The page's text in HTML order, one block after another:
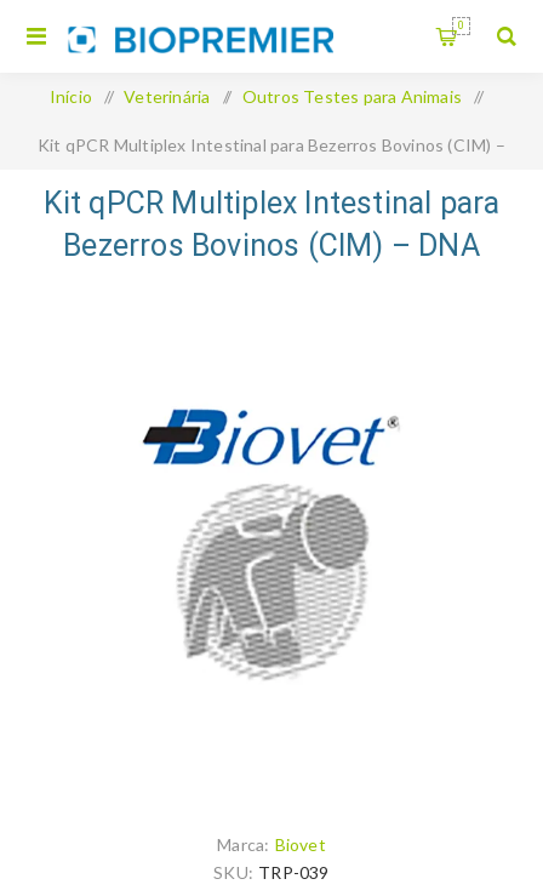
0
Início / Veterinária / Outros Testes para Animais /
Kit qPCR Multiplex Intestinal para Bezerros Bovinos (CIM) –
DNA Bovicheck PCR
Kit qPCR Multiplex Intestinal para
Bezerros Bovinos (CIM) – DNA
Marca: Biovet
SKU: TRP-039